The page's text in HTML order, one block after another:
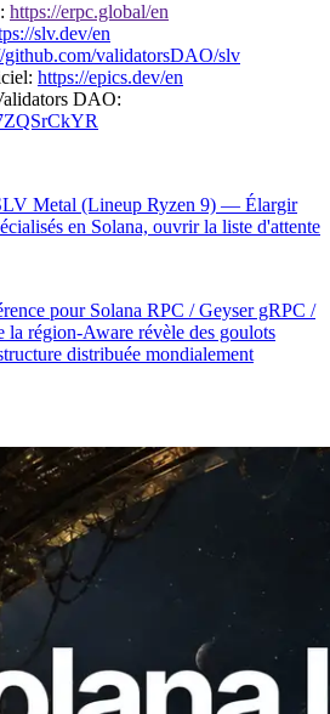
https://erpc.global/en
slv.dev/en
github.com/validatorsDAO/slv
https://epics.dev/en
DAO:
Metal (Lineup Ryzen 9) — Élargir
en Solana, ouvrir la liste d'attente
pour Solana RPC / Geyser gRPC /
région-Aware révèle des goulots
distribuée mondialement